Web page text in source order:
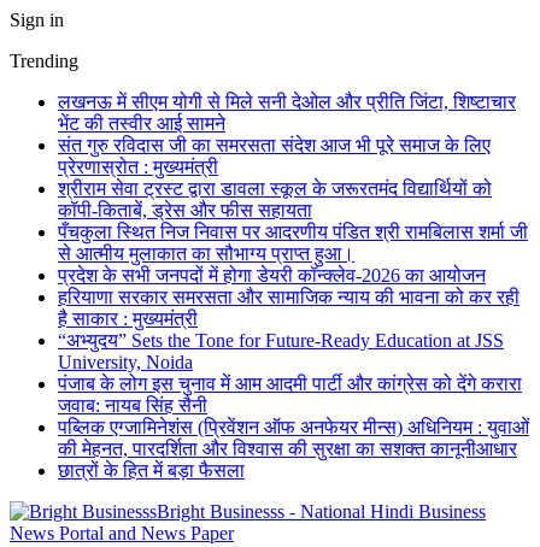
Sign in
Trending
लखनऊ में सीएम योगी से मिले सनी देओल और प्रीति जिंटा, शिष्टाचार
भेंट की तस्वीर आई सामने
संत गुरु रविदास जी का समरसता संदेश आज भी पूरे समाज के लिए
प्रेरणास्रोत : मुख्यमंत्री
श्रीराम सेवा ट्रस्ट द्वारा डावला स्कूल के जरूरतमंद विद्यार्थियों को
कॉपी-किताबें, ड्रेस और फीस सहायता
पँचकुला स्थित निज निवास पर आदरणीय पंडित श्री रामबिलास शर्मा जी
से आत्मीय मुलाकात का सौभाग्य प्राप्त हुआ।
प्रदेश के सभी जनपदों में होगा डेयरी कॉन्क्लेव-2026 का आयोजन
हरियाणा सरकार समरसता और सामाजिक न्याय की भावना को कर रही
है साकार : मुख्यमंत्री
“अभ्युदय” Sets the Tone for Future-Ready Education at JSS
University, Noida
पंजाब के लोग इस चुनाव में आम आदमी पार्टी और कांग्रेस को देंगे करारा
जवाब: नायब सिंह सैनी
पब्लिक एग्जामिनेशंस (प्रिवेंशन ऑफ अनफेयर मीन्स) अधिनियम : युवाओं
की मेहनत, पारदर्शिता और विश्वास की सुरक्षा का सशक्त कानूनीआधार
छात्रों के हित में बड़ा फैसला
Bright Businesss - National Hindi Business
News Portal and News Paper